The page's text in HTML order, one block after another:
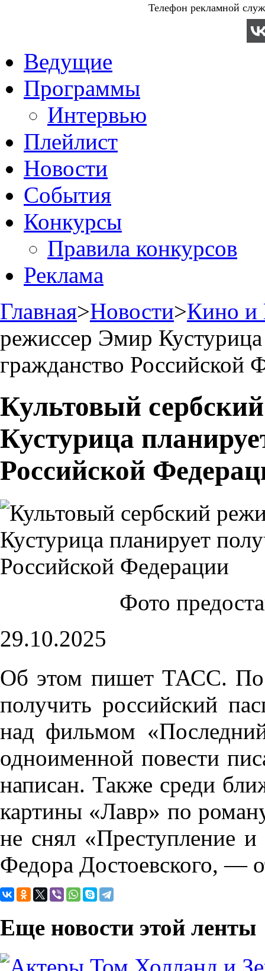
Телефон рекламной
Ведущие
Программы
Интервью
Плейлист
Новости
События
Конкурсы
Правила конкурсов
Реклама
Главная>Новости>Кино и
режиссер Эмир
гражданство Российской
Культовый
Кустурица
Российской
Фото
29.10.2025
Об этом пишет ТАСС. По
получить российский
над фильмом
одноименной повести
написан. Также среди
картины «Лавр» по
не снял «Преступление
Федора Достоевского, —
Еще новости этой ленты